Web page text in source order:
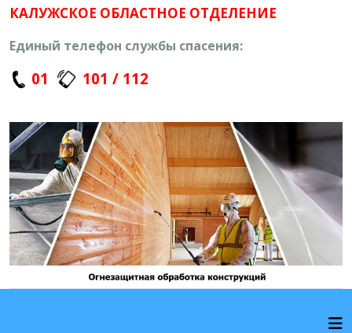
КАЛУЖСКОЕ ОБЛАСТНОЕ ОТДЕЛЕНИЕ
Единый телефон службы спасения:
01 101 / 112